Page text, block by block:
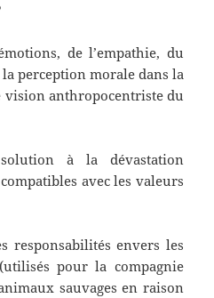
de l’empathie, du
perception morale dans la
anthropocentriste du
à la dévastation
avec les valeurs
responsabilités envers les
pour la compagnie
sauvages en raison